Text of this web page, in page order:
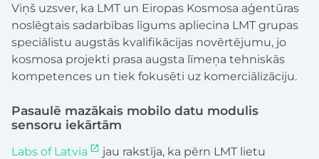
Viņš uzsver, ka LMT un Eiropas Kosmosa aģentūras
noslēgtais sadarbības līgums apliecina LMT grupas
speciālistu augstās kvalifikācijas novērtējumu, jo
kosmosa projekti prasa augsta līmeņa tehniskās
kompetences un tiek fokusēti uz komerciālizāciju.
Pasaulē mazākais mobilo datu modulis
sensoru iekārtām
Labs of Latvia
jau rakstīja, ka pērn LMT lietu